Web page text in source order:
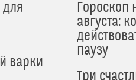
варки
Гороскоп
августа:
паузу
Три